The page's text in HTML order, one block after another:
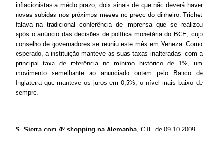
inflacionistas a médio prazo, dois sinais de que não deverá haver
novas subidas nos próximos meses no preço do dinheiro. Trichet
falava na tradicional conferência de imprensa que se realizou
após o anúncio das decisões de política monetária do BCE, cujo
conselho de governadores se reuniu este mês em Veneza. Como
esperado, a instituição manteve as suas taxas inalteradas, com a
principal taxa de referência no mínimo histórico de 1%, um
movimento semelhante ao anunciado ontem pelo Banco de
Inglaterra que manteve os juros em 0,5%, o nível mais baixo de
sempre.
S. Sierra com 4º shopping na Alemanha, OJE de 09-10-2009